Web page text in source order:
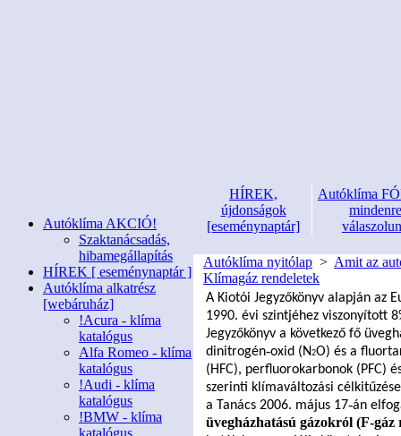
Autóklíma AKCIÓ!
Szaktanácsadás,
hibamegállapítás
HÍREK [ eseménynaptár ]
Autóklíma alkatrész
[webáruház]
!Acura - klíma
katalógus
Alfa Romeo - klíma
katalógus
!Audi - klíma
katalógus
!BMW - klíma
katalógus
HÍREK,
újdonságok
[eseménynaptár]
Autóklíma
mindenre
Autóklíma nyitólap > Amit az
Klímagáz rendeletek
A Kiotói Jegyzőkönyv alapján az
1990. évi szintjéhez viszonyított
Jegyzőkönyv a következő fő
dinitrogén‐oxid (N2O) és a
(HFC), perfluorokarbonok (PFC)
szerinti klímaváltozási célkitű
a Tanács 2006. május 17‐án
üvegházhatású gázokról (F‐gáz